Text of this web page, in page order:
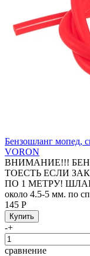
Бензошланг мопед,
VORON
ВНИМАНИЕ!!!
ТОЕСТЬ ЕСЛИ
ПО 1 МЕТРУ!
около 4.5-5 мм. по
145 Р
-+
сравнение